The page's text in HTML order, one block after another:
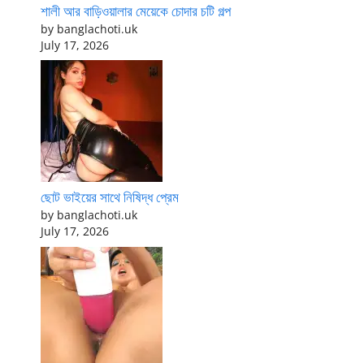
শালী আর বাড়িওয়ালার মেয়েকে চোদার চটি গল্প
by banglachoti.uk
July 17, 2026
ছোট ভাইয়ের সাথে নিষিদ্ধ প্রেম
by banglachoti.uk
July 17, 2026